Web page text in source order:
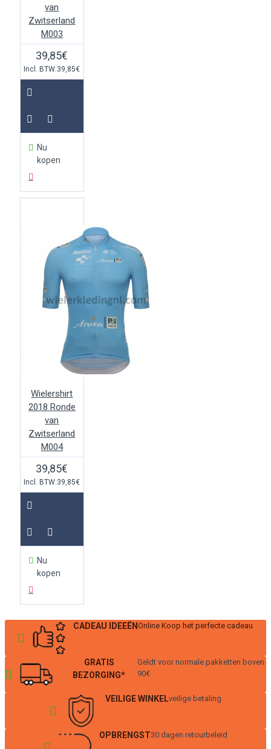
van
Zwitserland
M003
39,85€
Incl. BTW:39,85€
Nu
kopen
Wielershirt
2018 Ronde
van
Zwitserland
M004
39,85€
Incl. BTW:39,85€
Nu
kopen
CADEAU IDEEËNOnline Koop het perfecte cadeau
GRATIS
BEZORGING*
Geldt voor normale pakketten boven
90€
VEILIGE WINKELveilige betaling
OPBRENGST30 dagen retourbeleid